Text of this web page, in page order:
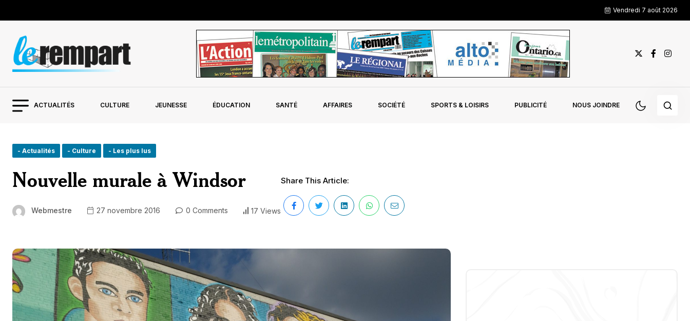
Vendredi 7 août 2026
ACTUALITÉS CULTURE JEUNESSE ÉDUCATION SANTÉ AFFAIRES SOCIÉTÉ SPORTS & LOISIRS PUBLICITÉ NOUS JOINDRE
- Actualités - Culture - Les plus lus
Nouvelle murale à Windsor
Webmestre 27 novembre 2016 0 Comments 17 Views
Share This Article: